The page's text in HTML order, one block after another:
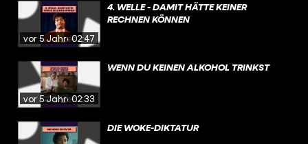
vor 5 Jahren02:47
4. WELLE - DAMIT HÄTTE KEINER
RECHNEN KÖNNEN
vor 5 Jahren02:33
WENN DU KEINEN ALKOHOL TRINKST
DIE WOKE-DIKTATUR